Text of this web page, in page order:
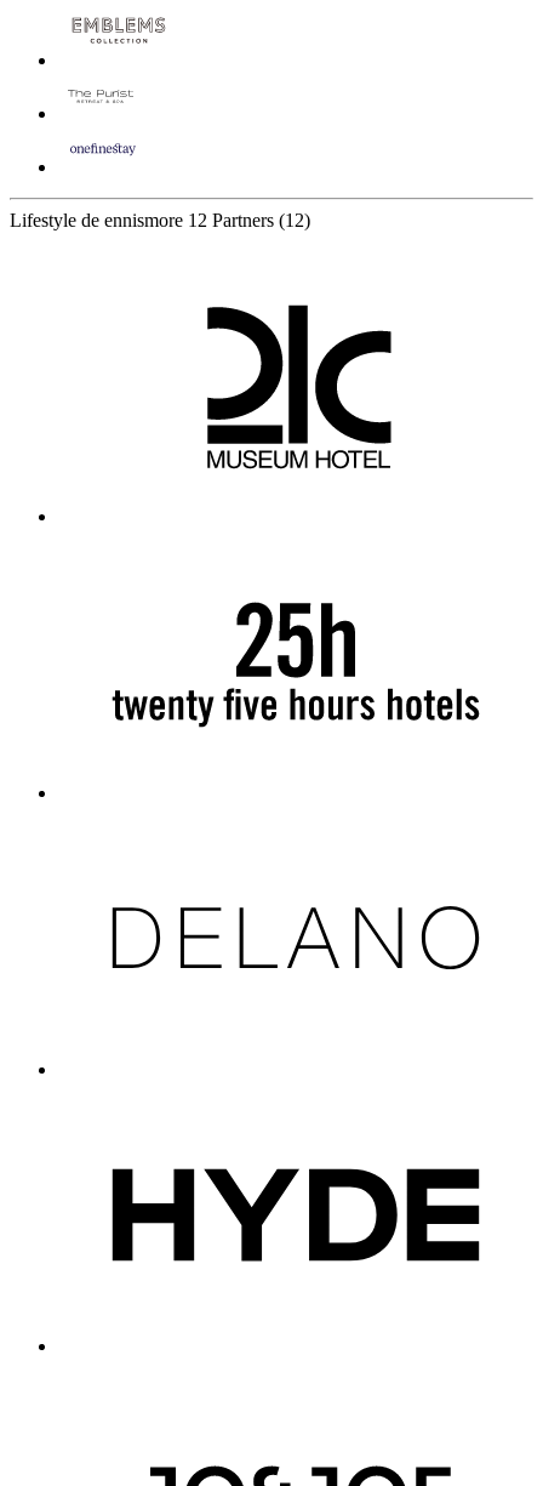
Lifestyle de ennismore 12 Partners (12)